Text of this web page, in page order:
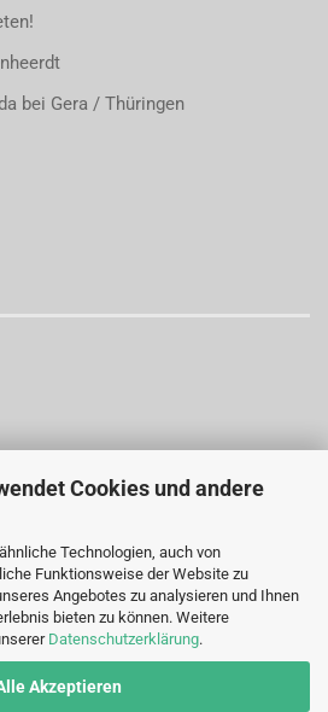
Cookies und andere
Technologien, auch von
Funktionsweise der Website zu
Angebotes zu analysieren und Ihnen
bieten zu können. Weitere
Datenschutzerklärung.
Akzeptieren
bei Gera / Thüringen